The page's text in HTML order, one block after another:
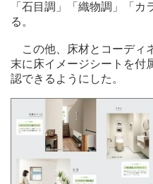
「石目調」「織物調」「
る。
この他、床材とコーディ
末に床イメージシートを付
認できるようにした。